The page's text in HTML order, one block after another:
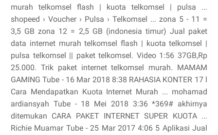
murah telkomsel flash | kuota telkomsel | pulsa ...
shopeed › Voucher › Pulsa › Telkomsel ... zona 5 - 11 =
3,5 GB zona 12 = 2,5 GB (indonesia timur) Jual paket
data internet murah telkomsel flash | kuota telkomsel |
pulsa telkomsel || paket telkomsel. Video 1:56 37GB,Rp
25.000. Trik paket internet telkomsel murah. MAMAM
GAMING Tube - 16 Mar 2018 8:38 RAHASIA KONTER 17 l
Cara Mendapatkan Kuota Internet Murah ... mohamad
ardiansyah Tube - 18 Mei 2018 3:36 *369# akhirnya
ditemukan CARA PAKET INTERNET SUPER KUOTA ...
Richie Muamar Tube - 25 Mar 2017 4:06 5 Aplikasi Jual